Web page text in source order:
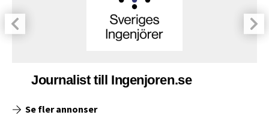
Journalist till Ingenjoren.se
Se fler annonser